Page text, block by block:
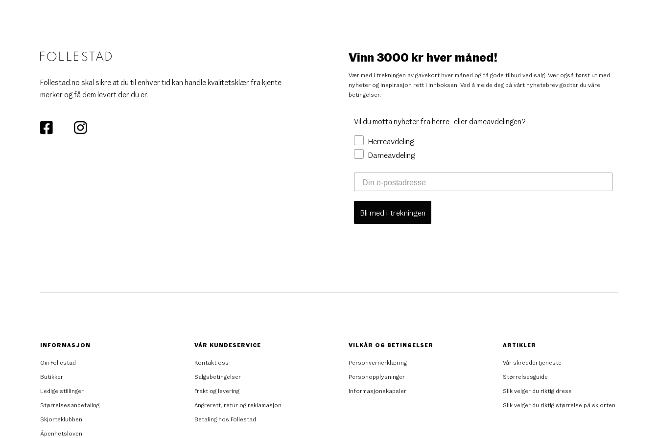
Follestad.no skal sikre at du til enhver tid kan handle kvalitetsklær fra kjente
merker og få dem levert der du er.
Vinn 3000 kr hver måned!
Vær med i trekningen av gavekort hver måned og få gode tilbud ved salg. Vær også først ut med
nyheter og inspirasjon rett i innboksen. Ved å melde deg på vårt nyhetsbrev godtar du våre
betingelser.
Vil du motta nyheter fra herre- eller dameavdelingen?
Herreavdeling
Dameavdeling
Bli med i trekningen
INFORMASJON
Om Follestad
Butikker
Ledige stillinger
Størrelsesanbefaling
Skjorteklubben
Åpenhetsloven
VÅR KUNDESERVICE
Kontakt oss
Salgsbetingelser
Frakt og levering
Angrerett, retur og reklamasjon
Betaling hos Follestad
VILKÅR OG BETINGELSER
Personvernerklæring
Personopplysninger
Informasjonskapsler
ARTIKLER
Vår skreddertjeneste
Størrelsesguide
Slik velger du riktig dress
Slik velger du riktig størrelse på skjorten